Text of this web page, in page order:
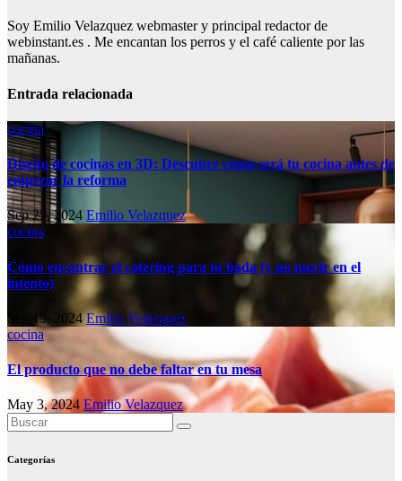
Soy Emilio Velazquez webmaster y principal redactor de
webinstant.es . Me encantan los perros y el café caliente por las
mañanas.
Entrada relacionada
cocina
Diseño de cocinas en 3D: Descubre cómo será tu cocina antes de
empezar la reforma
Sep 25, 2024 Emilio Velazquez
cocina
Cómo encontrar el catering para tu boda (y no morir en el
intento)
Sep 19, 2024Emilio Velazquez
cocina
El producto que no debe faltar en tu mesa
May 3, 2024 Emilio Velazquez
Categorías